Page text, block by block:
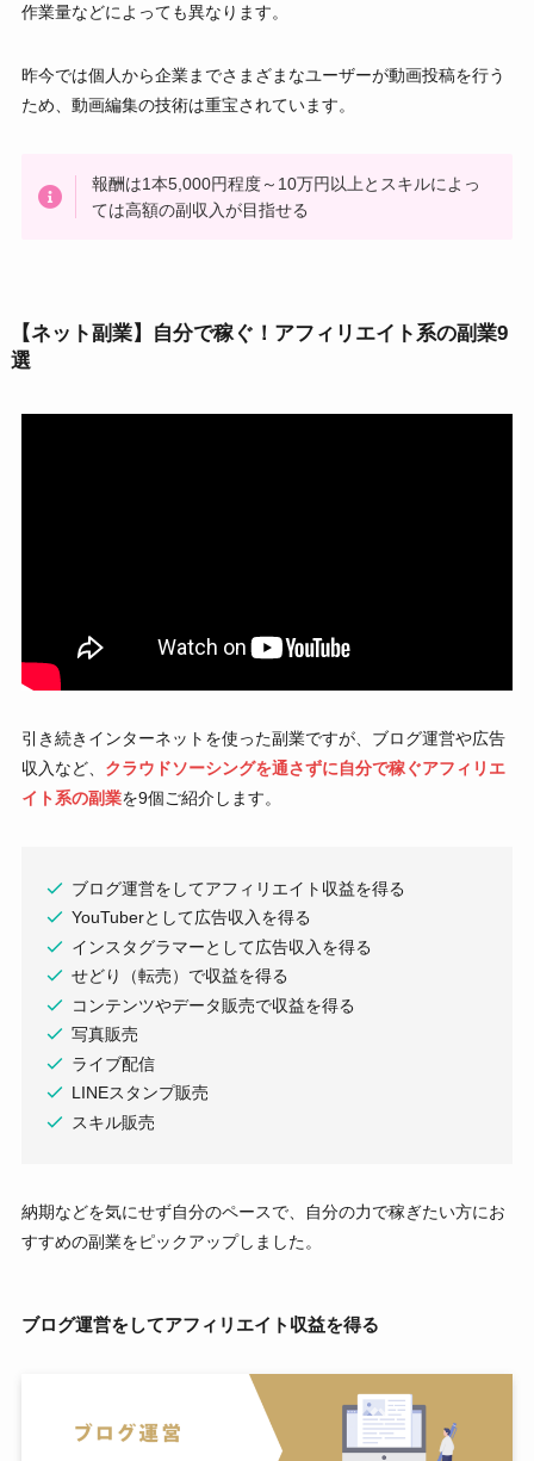
作業量などによっても異なります。
昨今では個人から企業までさまざまなユーザーが動画投稿を行う
ため、動画編集の技術は重宝されています。
報酬は1本5,000円程度～10万円以上とスキルによっ
ては高額の副収入が目指せる
【ネット副業】自分で稼ぐ！アフィリエイト系の副業9
選
引き続きインターネットを使った副業ですが、ブログ運営や広告
収入など、 クラウドソーシングを通さずに自分で稼ぐアフィリエ
イト系の副業を9個ご紹介します。
ブログ運営をしてアフィリエイト収益を得る
YouTuberとして広告収入を得る
インスタグラマーとして広告収入を得る
せどり（転売）で収益を得る
コンテンツやデータ販売で収益を得る
写真販売
ライブ配信
LINEスタンプ販売
スキル販売
納期などを気にせず自分のペースで、自分の力で稼ぎたい方にお
すすめの副業をピックアップしました。
ブログ運営をしてアフィリエイト収益を得る